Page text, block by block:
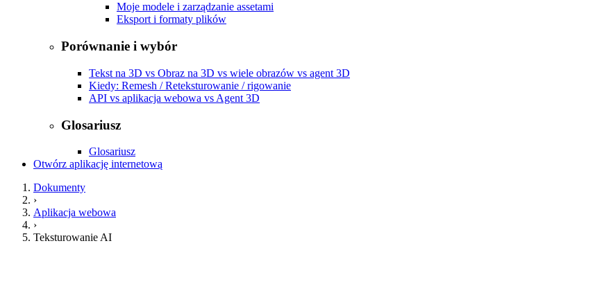
Moje modele i zarządzanie assetami
Eksport i formaty plików
Porównanie i wybór
Tekst na 3D vs Obraz na 3D vs wiele obrazów vs agent 3D
Kiedy: Remesh / Reteksturowanie / rigowanie
API vs aplikacja webowa vs Agent 3D
Glosariusz
Glosariusz
Otwórz aplikację internetową
Dokumenty
›
Aplikacja webowa
›
Teksturowanie AI